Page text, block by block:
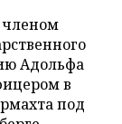
членом
Адольфа
в
под